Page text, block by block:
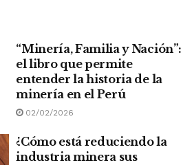
“Minería, Familia y Nación”:
el libro que permite
entender la historia de la
minería en el Perú
02/02/2026
¿Cómo está reduciendo la
industria minera sus